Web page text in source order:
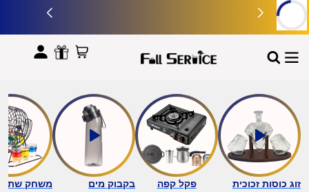
לתוכן
זוג כוסות זכוכית
פקל קפה
בקבוק מים
משחק שתייה